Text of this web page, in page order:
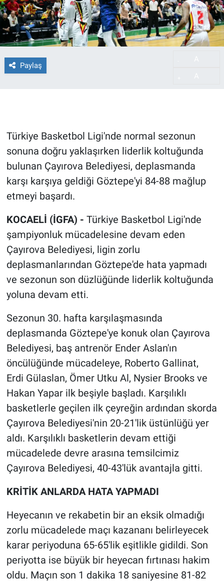
Paylaş
Türkiye Basketbol Ligi'nde normal sezonun
sonuna doğru yaklaşırken liderlik koltuğunda
bulunan Çayırova Belediyesi, deplasmanda
karşı karşıya geldiği Göztepe'yi 84-88 mağlup
etmeyi başardı.
KOCAELİ (İGFA) - Türkiye Basketbol Ligi'nde
şampiyonluk mücadelesine devam eden
Çayırova Belediyesi, ligin zorlu
deplasmanlarından Göztepe'de hata yapmadı
ve sezonun son düzlüğünde liderlik koltuğunda
yoluna devam etti.
Sezonun 30. hafta karşılaşmasında
deplasmanda Göztepe'ye konuk olan Çayırova
Belediyesi, baş antrenör Ender Aslan'ın
öncülüğünde mücadeleye, Roberto Gallinat,
Erdi Gülaslan, Ömer Utku Al, Nysier Brooks ve
Hakan Yapar ilk beşiyle başladı. Karşılıklı
basketlerle geçilen ilk çeyreğin ardından skorda
Çayırova Belediyesi'nin 20-21'lik üstünlüğü yer
aldı. Karşılıklı basketlerin devam ettiği
mücadelede devre arasına temsilcimiz
Çayırova Belediyesi, 40-43'lük avantajla gitti.
KRİTİK ANLARDA HATA YAPMADI
Heyecanın ve rekabetin bir an eksik olmadığı
zorlu mücadelede maçı kazananı belirleyecek
karar periyoduna 65-65'lik eşitlikle gidildi. Son
periyotta ise büyük bir heyecan fırtınası hakim
oldu. Maçın son 1 dakika 18 saniyesine 81-82